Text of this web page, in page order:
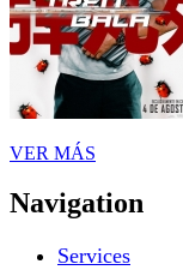
VER MÁS
Navigation
Services